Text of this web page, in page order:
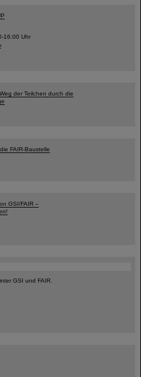
16:00 Uhr
der Teilchen durch die
FAIR-Baustelle
GSI/FAIR –
GSI und FAIR.